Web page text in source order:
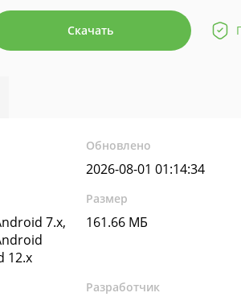
Скачать
Обновлено
2026-08-01 01:14:34
7.x,
12.x
Размер
161.66 МБ
Разработчик